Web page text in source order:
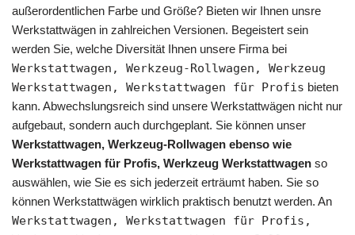
außerordentlichen Farbe und Größe? Bieten wir Ihnen unsre
Werkstattwägen in zahlreichen Versionen. Begeistert sein
werden Sie, welche Diversität Ihnen unsere Firma bei
Werkstattwagen, Werkzeug-Rollwagen, Werkzeug
Werkstattwagen, Werkstattwagen für Profis bieten
kann. Abwechslungsreich sind unsere Werkstattwägen nicht nur
aufgebaut, sondern auch durchgeplant. Sie können unser
Werkstattwagen, Werkzeug-Rollwagen ebenso wie
Werkstattwagen für Profis, Werkzeug Werkstattwagen so
auswählen, wie Sie es sich jederzeit erträumt haben. Sie so
können Werkstattwägen wirklich praktisch benutzt werden. An
Werkstattwagen, Werkstattwagen für Profis,